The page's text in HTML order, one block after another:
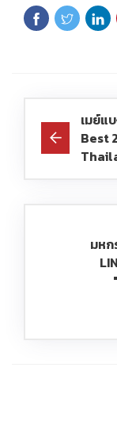
เมย์แ
Best
มห